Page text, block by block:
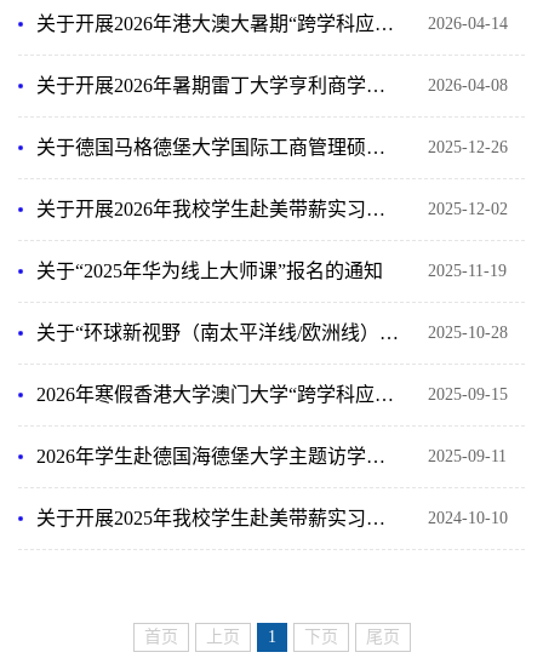
2026-04-14
关于开展2026年港大澳大暑期“跨学科应用”主题课程项目报名通知
2026-04-08
关于开展2026年暑期雷丁大学亨利商学院“数字化时代与未来领导力”主题访学项目报名通知
2025-12-26
关于德国马格德堡大学国际工商管理硕士学位项目申请的通知
2025-12-02
关于开展2026年我校学生赴美带薪实习项目报名工作的通知
2025-11-19
关于“2025年华为线上大师课”报名的通知
2025-10-28
关于“环球新视野（南太平洋线/欧洲线）”项目的报名通知
2025-09-15
2026年寒假香港大学澳门大学“跨学科应用”主题课程项目报名通知
2025-09-11
2026年学生赴德国海德堡大学主题访学及研修培养项目报名通知
2024-10-10
关于开展2025年我校学生赴美带薪实习项目报名工作的通知
首页 上页 1 下页 尾页